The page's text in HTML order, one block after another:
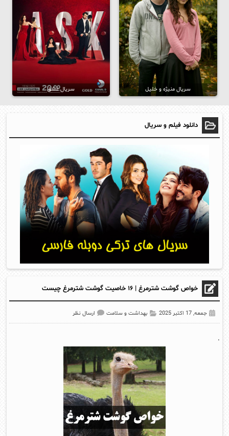
سریال منیژه و خلیل سریال عشق
دانلود فیلم و سریال
خواص گوشت شترمرغ | ۱۶ خاصیت گوشت شترمرغ چیست
جمعه, 17 اکتبر 2025 بهداشت و سلامت ارسال نظر
.